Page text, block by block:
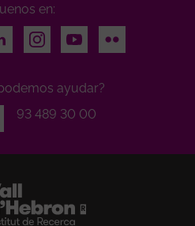
en:
InstagramYoutubeFlickr
ayudar?
93 489 30 00